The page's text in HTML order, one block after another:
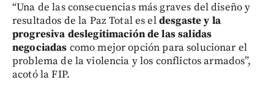
“Una de las consecuencias más graves del diseño y
resultados de la Paz Total es eldesgaste y la
progresiva deslegitimación de las salidas
negociadas como mejor opción para solucionar el
problema de la violencia y los conflictos armados”,
acotó la FIP.